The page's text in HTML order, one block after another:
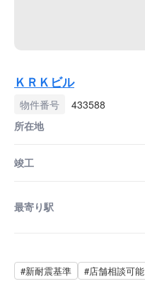
ＫＲＫビル
物件番号
433588
所在地
竣工
最寄り駅
#新耐震基準 #店舗相談可能